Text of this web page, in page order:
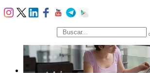
búsqueda